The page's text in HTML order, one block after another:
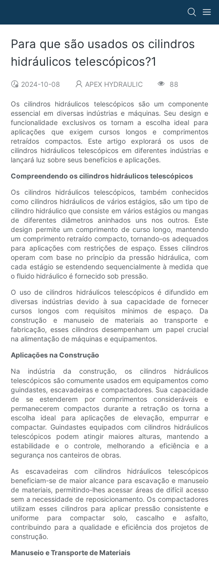
Para que são usados ​​os cilindros
hidráulicos telescópicos?1
2024-10-08 APEX HYDRAULIC 88
Os cilindros hidráulicos telescópicos são um componente
essencial em diversas indústrias e máquinas. Seu design e
funcionalidade exclusivos os tornam a escolha ideal para
aplicações que exigem cursos longos e comprimentos
retraídos compactos. Este artigo explorará os usos de
cilindros hidráulicos telescópicos em diferentes indústrias e
lançará luz sobre seus benefícios e aplicações.
Compreendendo os cilindros hidráulicos telescópicos
Os cilindros hidráulicos telescópicos, também conhecidos
como cilindros hidráulicos de vários estágios, são um tipo de
cilindro hidráulico que consiste em vários estágios ou mangas
de diferentes diâmetros aninhados uns nos outros. Este
design permite um comprimento de curso longo, mantendo
um comprimento retraído compacto, tornando-os adequados
para aplicações com restrições de espaço. Esses cilindros
operam com base no princípio da pressão hidráulica, com
cada estágio se estendendo sequencialmente à medida que
o fluido hidráulico é fornecido sob pressão.
O uso de cilindros hidráulicos telescópicos é difundido em
diversas indústrias devido à sua capacidade de fornecer
cursos longos com requisitos mínimos de espaço. Da
construção e manuseio de materiais ao transporte e
fabricação, esses cilindros desempenham um papel crucial
na alimentação de máquinas e equipamentos.
Aplicações na Construção
Na indústria da construção, os cilindros hidráulicos
telescópicos são comumente usados ​​em equipamentos como
guindastes, escavadeiras e compactadores. Sua capacidade
de se estenderem por comprimentos consideráveis ​​e
permanecerem compactos durante a retração os torna a
escolha ideal para aplicações de elevação, empurrar e
compactar. Guindastes equipados com cilindros hidráulicos
telescópicos podem atingir maiores alturas, mantendo a
estabilidade e o controle, melhorando a eficiência e a
segurança nos canteiros de obras.
As escavadeiras com cilindros hidráulicos telescópicos
beneficiam-se de maior alcance para escavação e manuseio
de materiais, permitindo-lhes acessar áreas de difícil acesso
sem a necessidade de reposicionamento. Os compactadores
utilizam esses cilindros para aplicar pressão consistente e
uniforme para compactar solo, cascalho e asfalto,
contribuindo para a qualidade e eficiência dos projetos de
construção.
Manuseio e Transporte de Materiais